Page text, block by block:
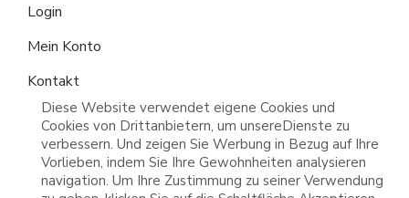
Login
Mein Konto
Kontakt
Diese Website verwendet eigene Cookies und
Cookies von Drittanbietern, um unsereDienste zu
verbessern. Und zeigen Sie Werbung in Bezug auf Ihre
Vorlieben, indem Sie Ihre Gewohnheiten analysieren
navigation. Um Ihre Zustimmung zu seiner Verwendung